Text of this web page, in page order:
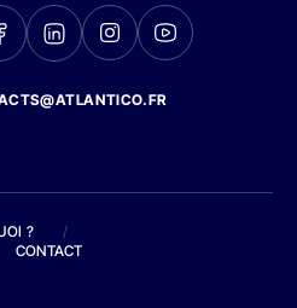
?
/
CONTACT